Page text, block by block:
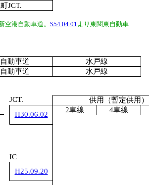
JCT.
空港自動車道。 S54.04.01より東関東自動車
動車道
水戸線
動車道 水戸線
JCT. 供用（暫定供用）
H30.06.02
2車線 4車線
IC
H25.09.20